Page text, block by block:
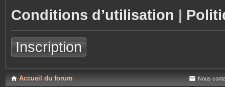
Conditions d’utilisation |
Inscription
Accueil du forum Nous